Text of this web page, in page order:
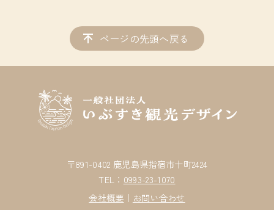
ページの先頭へ戻る
〒891-0402 鹿児島県指宿市十町2424
TEL： 0993-23-1070
会社概要 ｜ お問い合わせ